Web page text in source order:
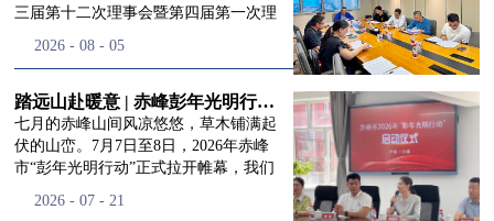
三届第十二次理事会暨第四届第一次理
徐滨先生；副理事长兼秘书长彭志兵先
生、李玲辉先生、郭启兴先生及梅鑫先
生，现场列席人员:监事孙海跃先生，联
合党支部书记曾层同志。本次会议由理
事长徐滨主持，会议出席人数超过理事
换届会议严格按照基金会章程规定流程
2026 - 08 - 05
踏远山赴暖意 | 赤峰彭年光明行动启程，入户回访接住乡亲眼底的光亮
七月的赤峰山间风凉悠悠，草木铺满起
伏的山峦。7月7日至8日，2026年赤峰
市“彭年光明行动”正式拉开帷幕，我们
土地，赴一场延续了二十一年的光明之
2026 - 07 - 21
们的行
动
道>>